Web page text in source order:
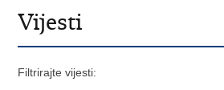
Vijesti
Filtrirajte vijesti: